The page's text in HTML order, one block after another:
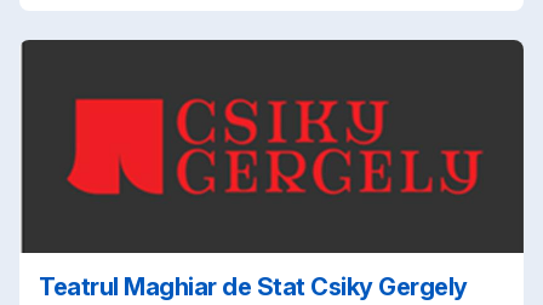
Teatrul Maghiar de Stat Csiky Gergely